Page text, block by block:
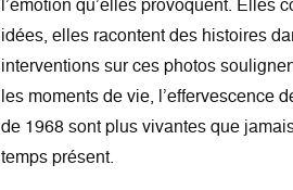
idées, elles racontent des histoires
interventions sur ces photos
les moments de vie, l’effervescence
de 1968 sont plus vivantes que
temps présent.